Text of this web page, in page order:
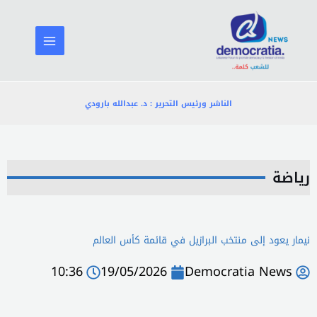
المحتوى
الناشر ورئيس التحرير : د. عبدالله بارودي
رياضة
نيمار يعود إلى منتخب البرازيل في قائمة كأس العالم
Democratia News
19/05/2026
10:36